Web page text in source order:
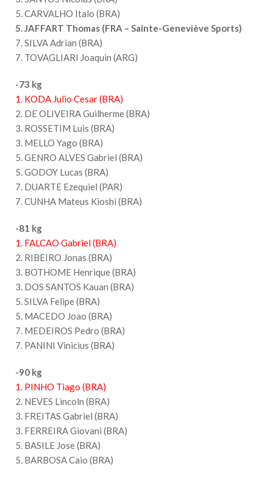
5. CARVALHO Italo (BRA)
5. JAFFART Thomas (FRA – Sainte-Geneviève Sports)
7. SILVA Adrian (BRA)
7. TOVAGLIARI Joaquin (ARG)
-73 kg
1. KODA Julio Cesar (BRA)
2. DE OLIVEIRA Guilherme (BRA)
3. ROSSETIM Luis (BRA)
3. MELLO Yago (BRA)
5. GENRO ALVES Gabriel (BRA)
5. GODOY Lucas (BRA)
7. DUARTE Ezequiel (PAR)
7. CUNHA Mateus Kioshi (BRA)
-81 kg
1. FALCAO Gabriel (BRA)
2. RIBEIRO Jonas (BRA)
3. BOTHOME Henrique (BRA)
3. DOS SANTOS Kauan (BRA)
5. SILVA Felipe (BRA)
5. MACEDO Joao (BRA)
7. MEDEIROS Pedro (BRA)
7. PANINI Vinicius (BRA)
-90 kg
1. PINHO Tiago (BRA)
2. NEVES Lincoln (BRA)
3. FREITAS Gabriel (BRA)
3. FERREIRA Giovani (BRA)
5. BASILE Jose (BRA)
5. BARBOSA Caio (BRA)